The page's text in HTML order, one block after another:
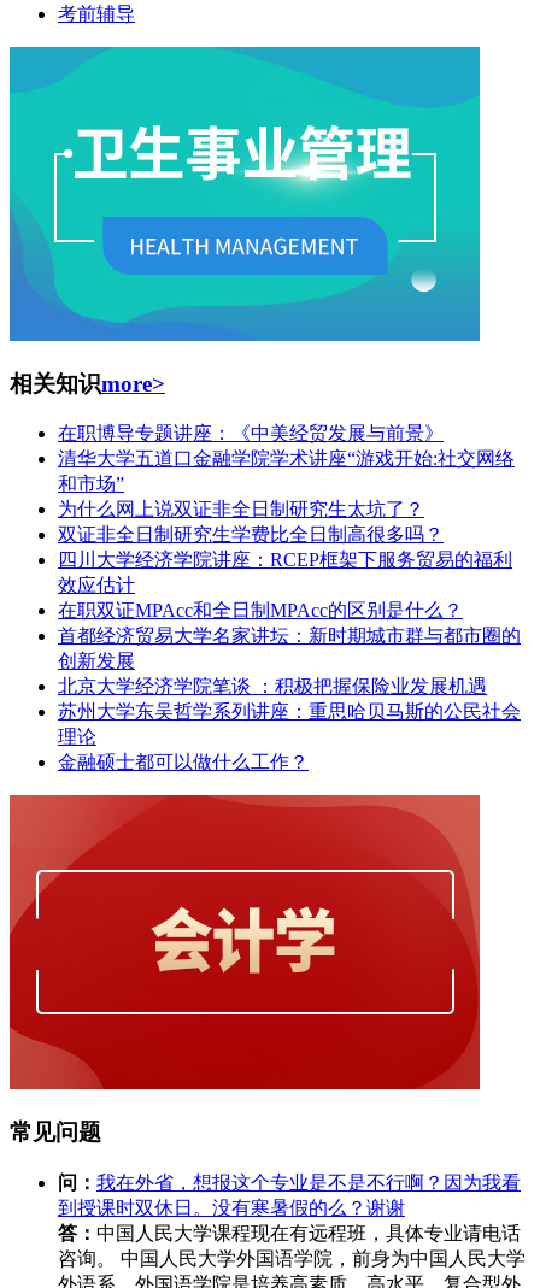
考前辅导
相关知识more>
在职博导专题讲座：《中美经贸发展与前景》
清华大学五道口金融学院学术讲座“游戏开始:社交网络
和市场”
为什么网上说双证非全日制研究生太坑了？
双证非全日制研究生学费比全日制高很多吗？
四川大学经济学院讲座：RCEP框架下服务贸易的福利
效应估计
在职双证MPAcc和全日制MPAcc的区别是什么？
首都经济贸易大学名家讲坛：新时期城市群与都市圈的
创新发展
北京大学经济学院笔谈 ：积极把握保险业发展机遇
苏州大学东吴哲学系列讲座：重思哈贝马斯的公民社会
理论
金融硕士都可以做什么工作？
常见问题
问： 我在外省，想报这个专业是不是不行啊？因为我看
到授课时双休日。没有寒暑假的么？谢谢
答： 中国人民大学课程现在有远程班，具体专业请电话
咨询。 中国人民大学外国语学院，前身为中国人民大学
外语系。外国语学院是培养高素质、高水平、复合型外